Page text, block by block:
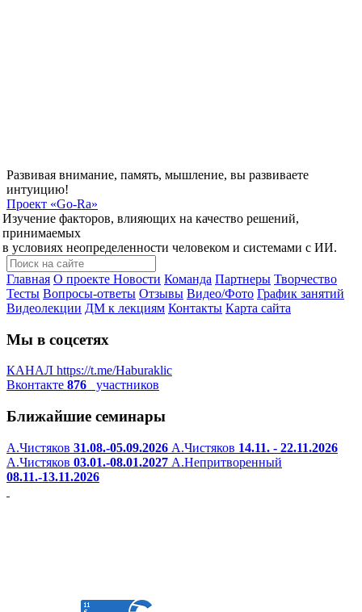
Развивая внимание, память, мышление, вы развиваете
интуицию!
Проект «Go-Ra»
Изучение факторов, влияющих на качество решений,
принимаемых
в условиях неопределенности человеком и системами с ИИ.
Главная О проекте Новости Команда Партнеры Творчество
Тесты Вопросы-ответы Отзывы Видео/Фото График занятий
Видеолекции ДМ к лекциям Контакты Карта сайта
Мы в соцсетях
КАНАЛ https://t.me/Haburaklic
Вконтакте 876 участников
Ближайшие семинары
А.Чистяков 31.08.-05.09.2026 А.Чистяков 14.11. - 22.11.2026
А.Чистяков 03.01.-08.01.2027 А.Непритворенный
08.11.-13.11.2026